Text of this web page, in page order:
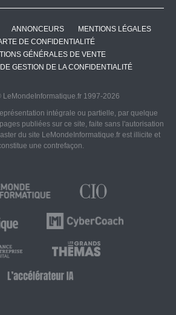
ANNONCEURS
MENTIONS LÉGALES
DE CONFIDENTIALITÉ
GÉNÉRALES DE VENTE
GESTION DE LA CONFIDENTIALITÉ
LeMondeInformatique.fr 1997-2026
intégrale ou partielle, par quelque
publiées sur ce site, faite sans l'autorisation
du site LeMondeInformatique.fr est illicite et
une contrefaçon.